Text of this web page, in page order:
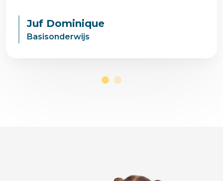
Juf Dominique
Basisonderwijs